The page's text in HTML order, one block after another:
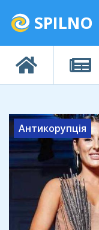
SPILNO
Антикорупція